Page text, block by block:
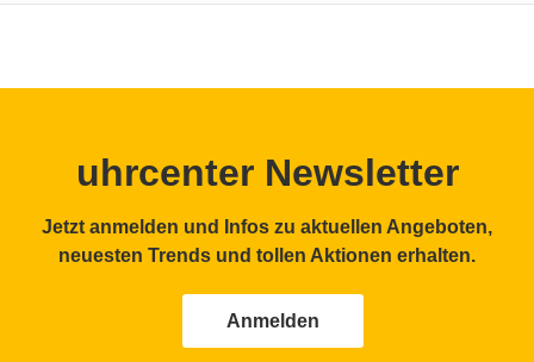
uhrcenter Newsletter
Jetzt anmelden und Infos zu aktuellen Angeboten,
neuesten Trends und tollen Aktionen erhalten.
Anmelden